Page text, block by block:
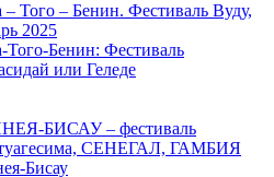
– Того – Бенин. Фестиваль Вуду,
2025
Того-Бенин: Фестиваль
или Геледе
БИСАУ – фестиваль
СЕНЕГАЛ, ГАМБИЯ
Бисау